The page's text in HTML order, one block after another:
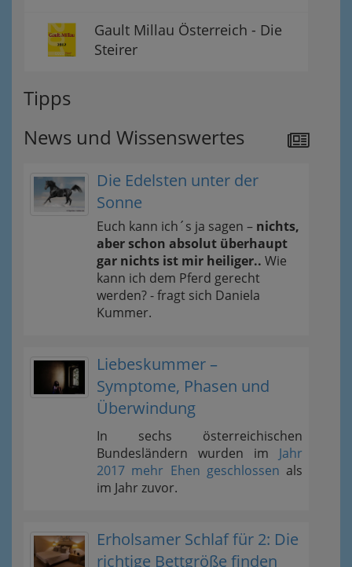
Gault Millau Österreich - Die
Steirer
Tipps
News und Wissenswertes
Die Edelsten unter der
Sonne
Euch kann ich´s ja sagen – nichts,
aber schon absolut überhaupt
gar nichts ist mir heiliger.. Wie
kann ich dem Pferd gerecht
werden? - fragt sich Daniela
Kummer.
Liebeskummer –
Symptome, Phasen und
Überwindung
In sechs österreichischen
Bundesländern wurden im Jahr
2017 mehr Ehen geschlossen als
im Jahr zuvor.
Erholsamer Schlaf für 2: Die
richtige Bettgröße finden